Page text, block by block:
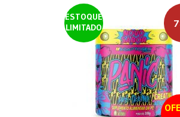
ESTOQUE
LIMITADO